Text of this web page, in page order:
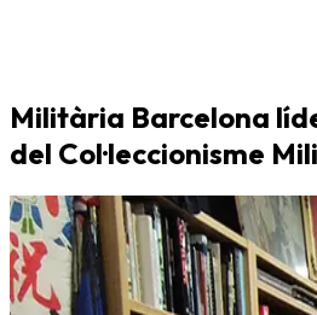
Militària Barcelona
del Col·leccionisme